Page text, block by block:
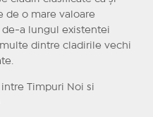
de o mare valoare
de-a lungul existentei
dintre cladirile vechi
intre Timpuri Noi si